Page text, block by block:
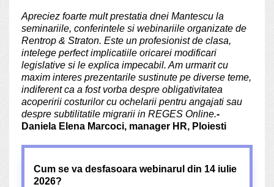
Apreciez foarte mult prestatia dnei Mantescu la
seminariile, conferintele si webinariile organizate de
Rentrop & Straton. Este un profesionist de clasa,
intelege perfect implicatiile oricarei modificari
legislative si le explica impecabil. Am urmarit cu
maxim interes prezentarile sustinute pe diverse teme,
indiferent ca a fost vorba despre obligativitatea
acoperirii costurilor cu ochelarii pentru angajati sau
despre subtilitatile migrarii in REGES Online.-
Daniela Elena Marcoci, manager HR, Ploiesti
Cum se va desfasoara webinarul din 14 iulie
2026?